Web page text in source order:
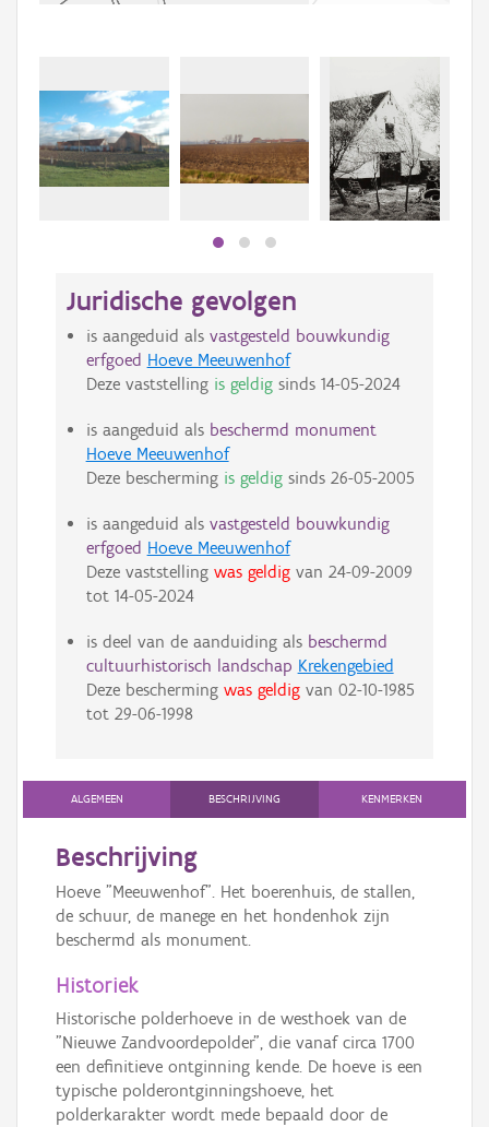
Juridische gevolgen
is aangeduid als vastgesteld bouwkundig
erfgoed Hoeve Meeuwenhof
Deze vaststelling is geldigsinds 14-05-2024
is aangeduid als beschermd monument
Hoeve Meeuwenhof
Deze bescherming is geldigsinds 26-05-2005
is aangeduid als vastgesteld bouwkundig
erfgoed Hoeve Meeuwenhof
Deze vaststelling was geldigvan 24-09-2009
tot 14-05-2024
is deel van de aanduiding als beschermd
cultuurhistorisch landschap Krekengebied
Deze bescherming was geldigvan 02-10-1985
tot 29-06-1998
ALGEMEEN BESCHRIJVING KENMERKEN
Beschrijving
Hoeve "Meeuwenhof". Het boerenhuis, de stallen,
de schuur, de manege en het hondenhok zijn
beschermd als monument.
Historiek
Historische polderhoeve in de westhoek van de
"Nieuwe Zandvoordepolder", die vanaf circa 1700
een definitieve ontginning kende. De hoeve is een
typische polderontginningshoeve, het
polderkarakter wordt mede bepaald door de